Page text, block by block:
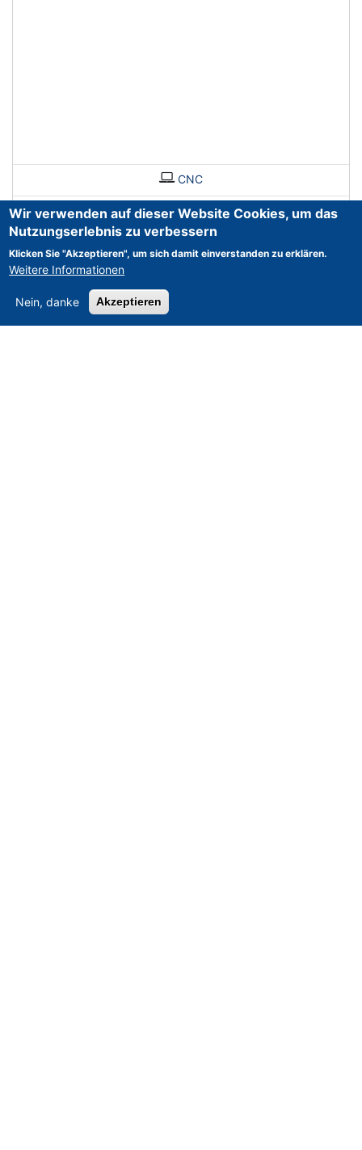
CNC
Wir verwenden auf dieser Website Cookies, um das
Nutzungserlebnis zu verbessern
Klicken Sie "Akzeptieren", um sich damit einverstanden zu erklären.
Weitere Informationen
Nein, danke Akzeptieren